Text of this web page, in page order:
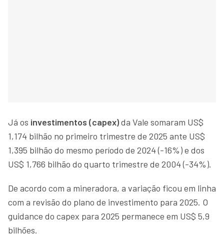
Já os investimentos (capex)da Vale somaram US$
1,174 bilhão no primeiro trimestre de 2025 ante US$
1,395 bilhão do mesmo período de 2024 (-16%) e dos
US$ 1,766 bilhão do quarto trimestre de 2004 (-34%).
De acordo com a mineradora, a variação ficou em linha
com a revisão do plano de investimento para 2025. O
guidance do capex para 2025 permanece em US$ 5,9
bilhões.